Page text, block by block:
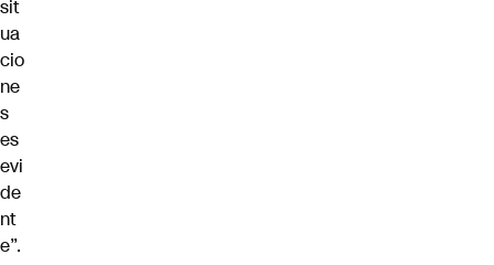
sit
ua
cio
ne
s
es
evi
de
nt
e”.